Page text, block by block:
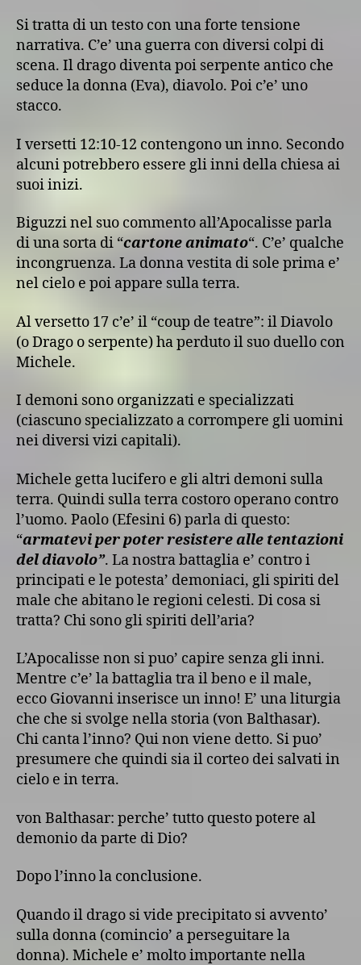
Si tratta di un testo con una forte tensione
narrativa. C’e’ una guerra con diversi colpi di
scena. Il drago diventa poi serpente antico che
seduce la donna (Eva), diavolo. Poi c’e’ uno
stacco.
I versetti 12:10-12 contengono un inno. Secondo
alcuni potrebbero essere gli inni della chiesa ai
suoi inizi.
Biguzzi nel suo commento all’Apocalisse parla
di una sorta di “cartone animato“. C’e’ qualche
incongruenza. La donna vestita di sole prima e’
nel cielo e poi appare sulla terra.
Al versetto 17 c’e’ il “coup de teatre”: il Diavolo
(o Drago o serpente) ha perduto il suo duello con
Michele.
I demoni sono organizzati e specializzati
(ciascuno specializzato a corrompere gli uomini
nei diversi vizi capitali).
Michele getta lucifero e gli altri demoni sulla
terra. Quindi sulla terra costoro operano contro
l’uomo. Paolo (Efesini 6) parla di questo:
“armatevi per poter resistere alle tentazioni
del diavolo”. La nostra battaglia e’ contro i
principati e le potesta’ demoniaci, gli spiriti del
male che abitano le regioni celesti. Di cosa si
tratta? Chi sono gli spiriti dell’aria?
L’Apocalisse non si puo’ capire senza gli inni.
Mentre c’e’ la battaglia tra il beno e il male,
ecco Giovanni inserisce un inno! E’ una liturgia
che che si svolge nella storia (von Balthasar).
Chi canta l’inno? Qui non viene detto. Si puo’
presumere che quindi sia il corteo dei salvati in
cielo e in terra.
von Balthasar: perche’ tutto questo potere al
demonio da parte di Dio?
Dopo l’inno la conclusione.
Quando il drago si vide precipitato si avvento’
sulla donna (comincio’ a perseguitare la
donna). Michele e’ molto importante nella